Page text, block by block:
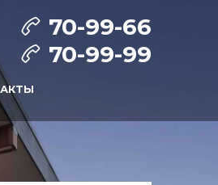
70-99-66
70-99-99